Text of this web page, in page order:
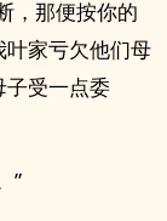
，那便按你的
家亏欠他们母
子受一点委
”